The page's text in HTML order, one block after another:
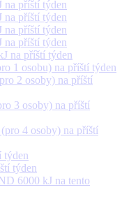
příští týden
příští týden
příští týden
příští týden
na příští týden
1 osobu) na příští týden
2 osoby) na příští
3 osoby) na příští
4 osoby) na příští
týden
týden
6000 kJ na tento